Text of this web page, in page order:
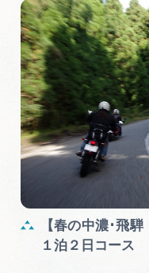
【春の中濃･飛
１泊２日コース